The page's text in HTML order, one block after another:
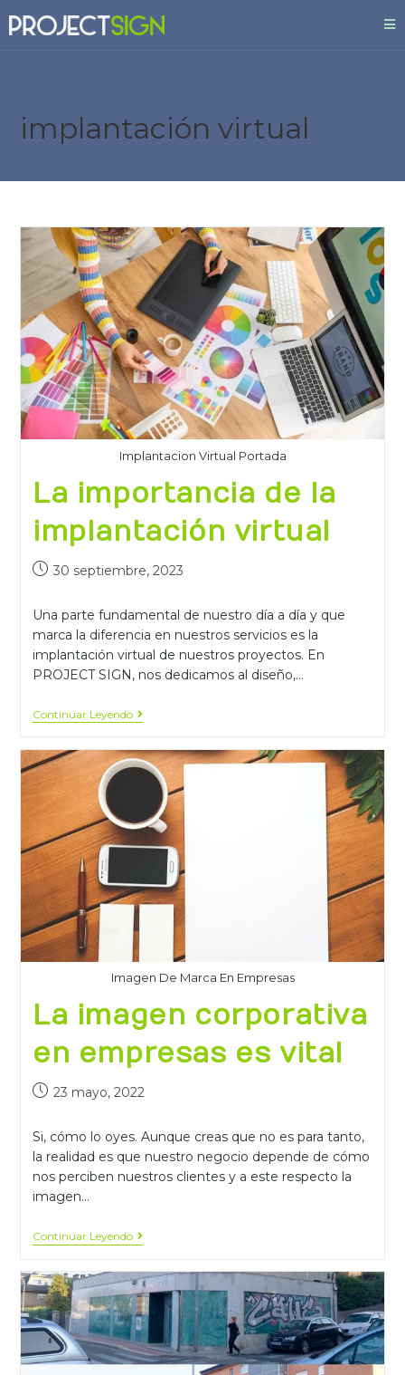
implantación virtual
Implantacion Virtual Portada
La importancia de la
implantación virtual
30 septiembre, 2023
Una parte fundamental de nuestro día a día y que
marca la diferencia en nuestros servicios es la
implantación virtual de nuestros proyectos. En
PROJECT SIGN, nos dedicamos al diseño,…
Continuar Leyendo
Imagen De Marca En Empresas
La imagen corporativa
en empresas es vital
23 mayo, 2022
Si, cómo lo oyes. Aunque creas que no es para tanto,
la realidad es que nuestro negocio depende de cómo
nos perciben nuestros clientes y a este respecto la
imagen…
Continuar Leyendo